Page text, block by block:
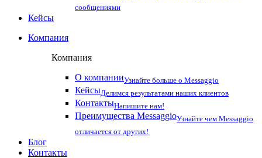
сообщениями
Кейсы
Компания
Компания
О компанииУзнайте больше о Messaggio
КейсыДелимся результатами наших клиентов
КонтактыНапишите нам!
Преимущества MessaggioУзнайте чем Messaggio
отличается от других!
Блог
Контакты